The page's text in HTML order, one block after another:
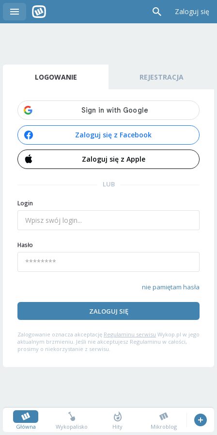
Zaloguj się
LOGOWANIE REJESTRACJA
Zaloguj się z Facebook
Zaloguj się z Apple
LUB
Login
Hasło
nie pamiętam hasła
ZALOGUJ SIĘ
Zalogowanie oznacza akceptację Regulaminu serwisu Wykop.pl w jego
aktualnym brzmieniu. Jeśli nie akceptujesz Regulaminu w całości,
prosimy o niekorzystanie z serwisu.
Główna Wykopalisko Hity Mikroblog